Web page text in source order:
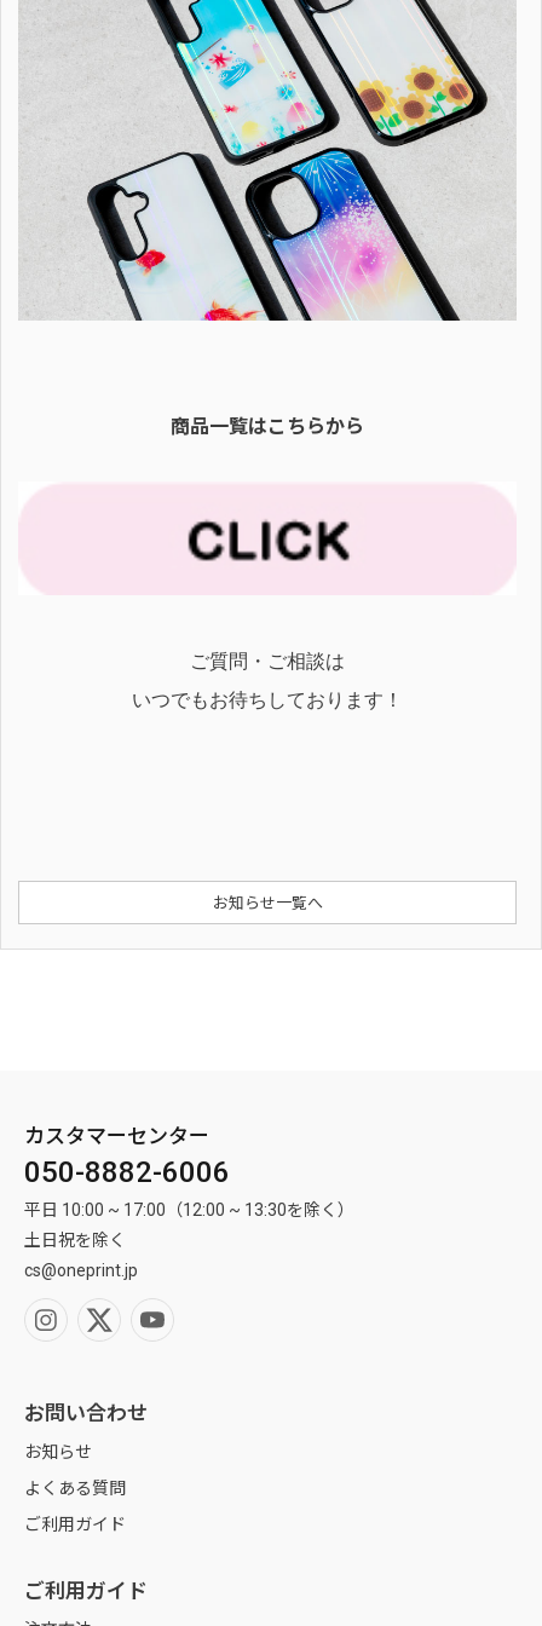
商品一覧はこちらから
ご質問・ご相談は
いつでもお待ちしております！
お知らせ一覧へ
カスタマーセンター
050-8882-6006
平日 10:00 ~ 17:00（12:00 ~ 13:30を除く）
土日祝を除く
cs@oneprint.jp
お問い合わせ
お知らせ
よくある質問
ご利用ガイド
ご利用ガイド